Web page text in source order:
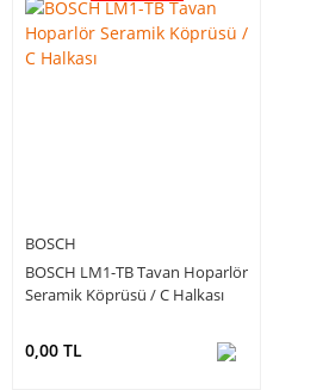
BOSCH
BOSCH LM1-TB Tavan Hoparlör
Seramik Köprüsü / C Halkası
0,00 TL